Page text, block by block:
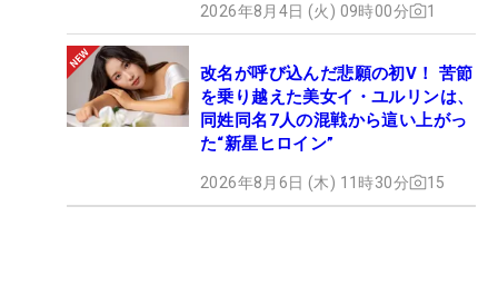
2026年8月4日 (火) 09時00分 1
改名が呼び込んだ悲願の初V！ 苦節
を乗り越えた美女イ・ユルリンは、
同姓同名7人の混戦から這い上がっ
た“新星ヒロイン”
2026年8月6日 (木) 11時30分 15